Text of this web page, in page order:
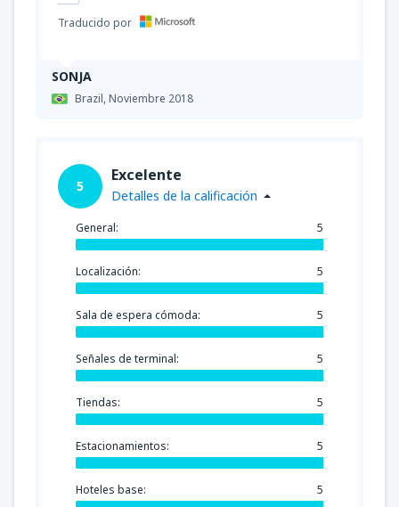
SONJA
Brazil,Noviembre 2018
Traducido por
5
Excelente
Detalles de la calificación
General: 5
Localización: 5
Sala de espera cómoda: 5
Señales de terminal: 5
Tiendas: 5
Estacionamientos: 5
Hoteles base: 5